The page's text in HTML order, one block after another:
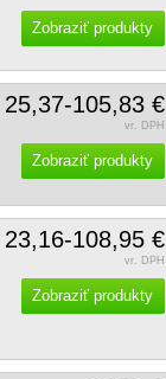
Zobraziť produkty
25,37-105,83 €
vr. DPH
Zobraziť produkty
23,16-108,95 €
vr. DPH
Zobraziť produkty